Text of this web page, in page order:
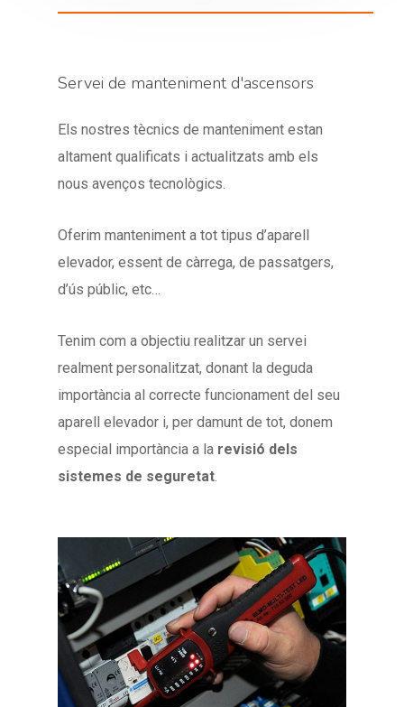
Servei de manteniment d'ascensors
Els nostres tècnics de manteniment estan
altament qualificats i actualitzats amb els
nous avenços tecnològics.
Oferim manteniment a tot tipus d’aparell
elevador, essent de càrrega, de passatgers,
d’ús públic, etc…
Tenim com a objectiu realitzar un servei
realment personalitzat, donant la deguda
importància al correcte funcionament del seu
aparell elevador i, per damunt de tot, donem
especial importància a la revisió dels
sistemes de seguretat